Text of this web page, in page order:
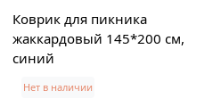
Коврик для пикника
жаккардовый 145*200 см,
синий
Нет в наличии